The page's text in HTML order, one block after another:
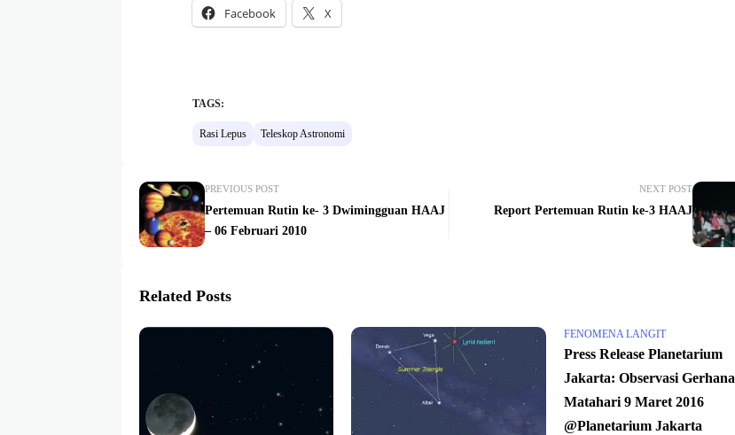
Facebook X
TAGS:
Rasi Lepus Teleskop Astronomi
PREVIOUS POST
Pertemuan Rutin ke- 3 Dwimingguan HAAJ
– 06 Februari 2010
NEXT POST
Report Pertemuan Rutin ke-3 HAAJ
Related Posts
FENOMENA LANGIT
Press Release Planetarium
Jakarta: Observasi Gerhana
Matahari 9 Maret 2016
@Planetarium Jakarta